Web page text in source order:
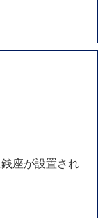
座が設置され